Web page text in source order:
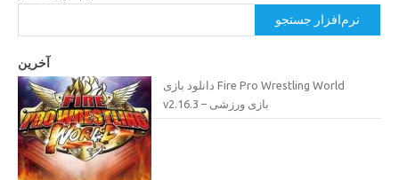
نرم‌افزار جستجو
آخرین
دانلود بازی Fire Pro Wrestling World
v2.16.3 – بازی ورزشی